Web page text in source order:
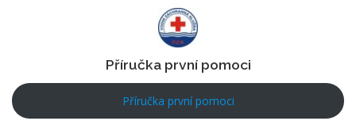
Příručka první pomoci
Příručka první pomoci